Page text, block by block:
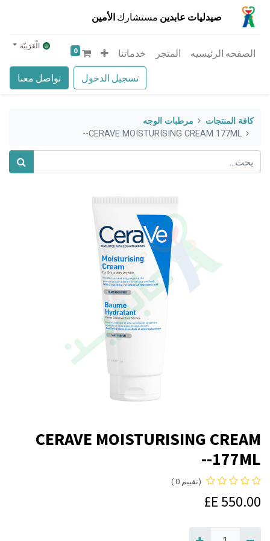
صيدليات عابدين مستشارك الأمين
تسجيل الدخول تواصل معنا
الصفحه الرئيسيه المتجر خدماتنا 0 الْعَرَبيّة
كافة المنتجات
مرطبات الوجه
CERAVE MOISTURISING CREAM 177ML--
CERAVE MOISTURISING CREAM
177ML--
(تقييم 0 )
550.00